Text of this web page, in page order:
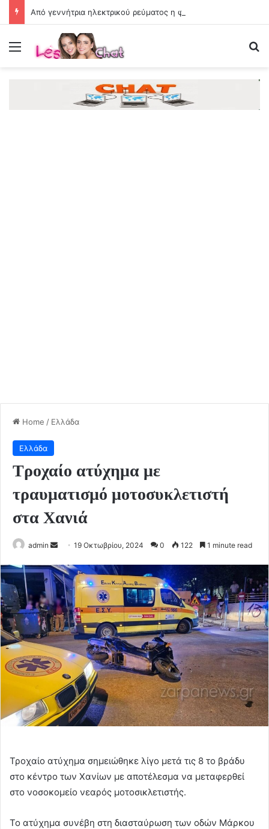
Menu
Home / Ελλάδα
Ελλάδα
Τροχαίο ατύχημα με
τραυματισμό μοτοσυκλετιστή
στα Χανιά
admin
Send
email
19 Οκτωβρίου, 2024 0 122 1 minute read
Τροχαίο ατύχημα σημειώθηκε λίγο μετά τις 8 το βράδυ
στο κέντρο των Χανίων με αποτέλεσμα να μεταφερθεί
στο νοσοκομείο νεαρός μοτοσικλετιστής.
Το ατύχημα συνέβη στη διασταύρωση των οδών Μάρκου